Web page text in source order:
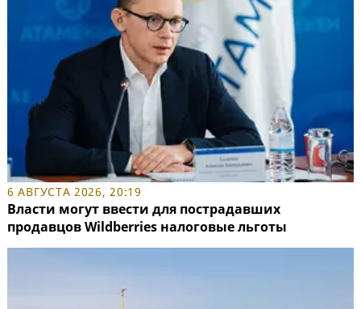
6 АВГУСТА 2026, 20:19
Власти могут ввести для пострадавших
продавцов Wildberries налоговые льготы